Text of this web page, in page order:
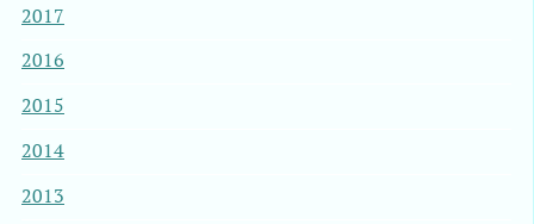
2017
2016
2015
2014
2013